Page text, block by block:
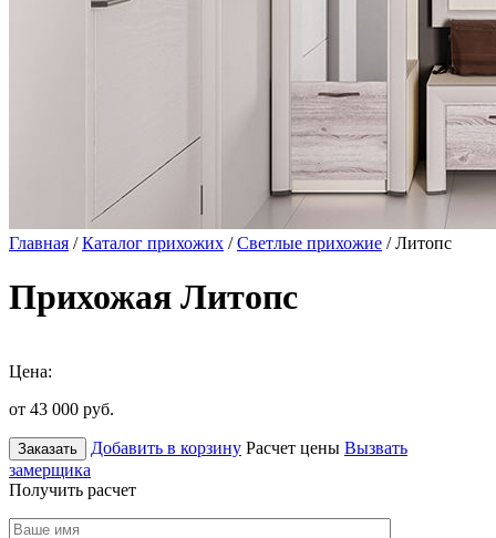
Главная /Каталог прихожих /Светлые прихожие / Литопс
Прихожая Литопс
Цена:
от 43 000 руб.
Заказать Добавить в корзину Расчет цены Вызвать
замерщика
Получить расчет